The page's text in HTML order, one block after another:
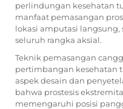
perlindungan kesehatan
manfaat pemasangan
lokasi amputasi
seluruh rangka aksial.
Teknik pemasangan
pertimbangan kesehatan
aspek desain dan
bahwa prostesis
memengaruhi posisi